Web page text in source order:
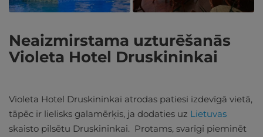
Neaizmirstama uzturēšanās
Violeta Hotel Druskininkai
Violeta Hotel Druskininkai atrodas patiesi izdevīgā vietā,
tāpēc ir lielisks galamērķis, ja dodaties uz Lietuvas
skaisto pilsētu Druskininkai. Protams, svarīgi pieminēt